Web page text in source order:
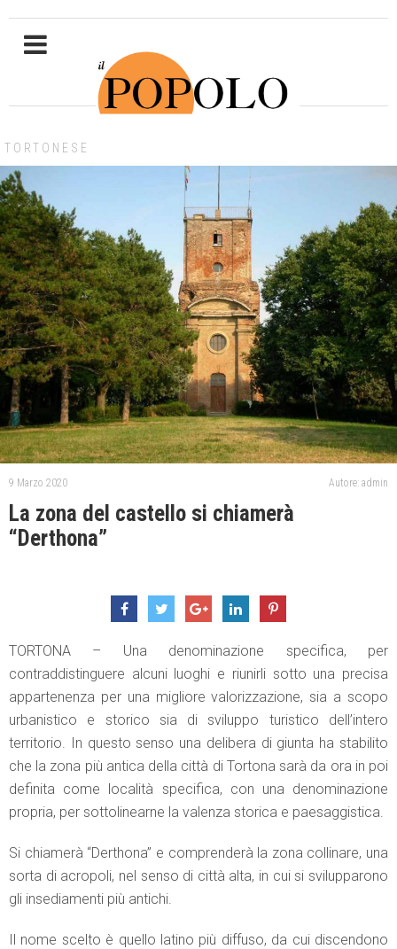
TORTONESE
9 Marzo 2020 Autore: admin
La zona del castello si chiamerà
“Derthona”
TORTONA – Una denominazione specifica, per
contraddistinguere alcuni luoghi e riunirli sotto una precisa
appartenenza per una migliore valorizzazione, sia a scopo
urbanistico e storico sia di sviluppo turistico dell’intero
territorio. In questo senso una delibera di giunta ha stabilito
che la zona più antica della città di Tortona sarà da ora in poi
definita come località specifica, con una denominazione
propria, per sottolinearne la valenza storica e paesaggistica.
Si chiamerà “Derthona” e comprenderà la zona collinare, una
sorta di acropoli, nel senso di città alta, in cui si svilupparono
gli insediamenti più antichi.
Il nome scelto è quello latino più diffuso, da cui discendono